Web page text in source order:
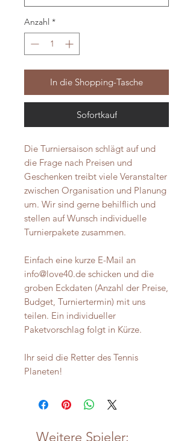
Anzahl *
In die Shopping-Tasche
Sofortkauf
Die Turniersaison schlägt auf und
die Frage nach Preisen und
Geschenken treibt viele Veranstalter
zwischen Organisation und Planung
um. Wir sind gerne behilflich und
stellen auf Wunsch individuelle
Turnierpakete zusammen.
Einfach eine kurze E-Mail an
info@love40.de schicken und die
groben Eckdaten (Anzahl der Preise,
Budget, Turniertermin) mit uns
teilen. Ein individueller
Paketvorschlag folgt in Kürze.
Ihr seid die Retter des Tennis
Planeten!
Weitere Spieler: